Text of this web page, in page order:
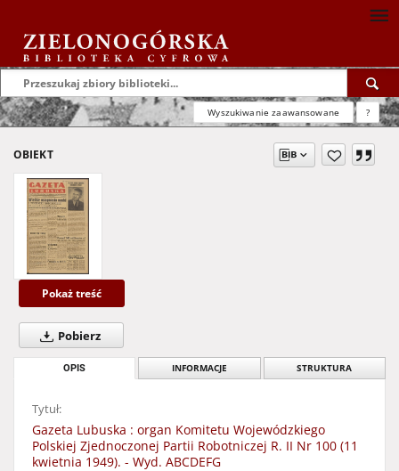
Wyszukiwanie zaawansowane ?
OBIEKT
Pokaż treść
Pobierz
OPIS INFORMACJE STRUKTURA
Tytuł:
Gazeta Lubuska : organ Komitetu Wojewódzkiego
Polskiej Zjednoczonej Partii Robotniczej R. II Nr 100 (11
kwietnia 1949). - Wyd. ABCDEFG